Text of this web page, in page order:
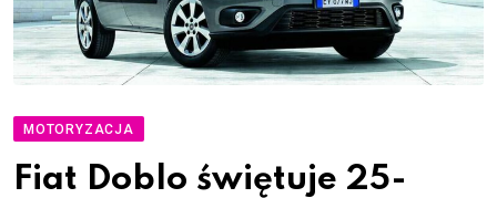
MOTORYZACJA
Fiat Doblo świętuje 25-